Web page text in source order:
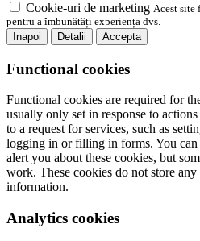
Cookie-uri de marketing Acest site
pentru a îmbunătăți experiența dvs.
Inapoi
Detalii Accepta
Functional cookies
Functional cookies are required for
usually only set in response to
to a request for services, such as
logging in or filling in forms. You
alert you about these cookies, but
work. These cookies do not store
information.
Analytics cookies